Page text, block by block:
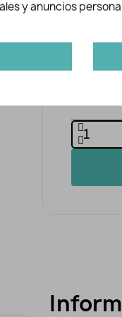
Mínimo de
y anuncios